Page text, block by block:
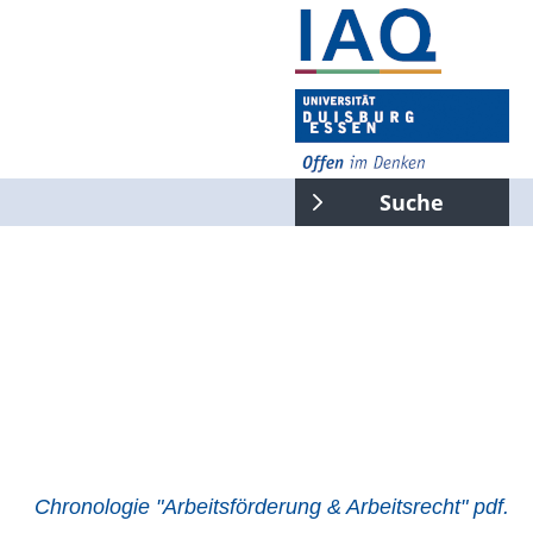
Suche
Chronologie "Arbeitsförderung & Arbeitsrecht" pdf.